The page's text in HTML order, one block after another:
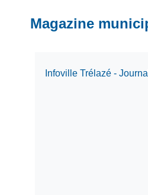
Magazine
Infoville Trélazé -